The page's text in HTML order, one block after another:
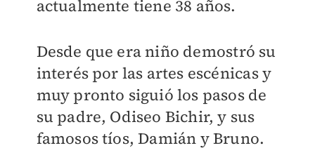
actualmente tiene 38 años.
Desde que era niño demostró su
interés por las artes escénicas y
muy pronto siguió los pasos de
su padre, Odiseo Bichir, y sus
famosos tíos, Damián y Bruno.